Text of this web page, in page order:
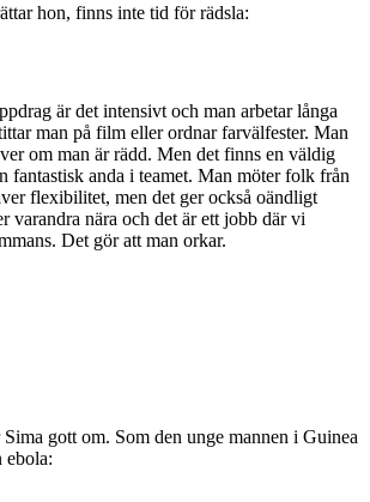
hon, finns inte tid för rädsla:
är det intensivt och man arbetar långa
man på film eller ordnar farvälfester. Man
om man är rädd. Men det finns en väldig
fantastisk anda i teamet. Man möter folk från
flexibilitet, men det ger också oändligt
varandra nära och det är ett jobb där vi
Det gör att man orkar.
gott om. Som den unge man­nen i Guinea
ebola: